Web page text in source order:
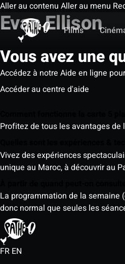
Aller au contenu Aller au menu
Films
Evan Ellison
Vous avez une
Accédez à notre Aide en ligne
Accéder au centre d'aide
Profitez de tous les avantages
Vivez des expériences
unique au Maroc, à découvrir au
La programmation de la semaine
donc normal que seules les
FR EN